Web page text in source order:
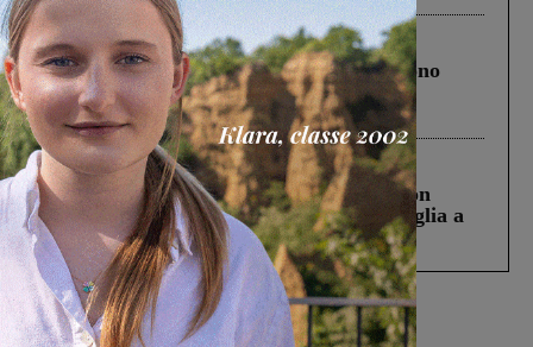
Cronaca 4 Agosto 2026
Un anno fa la strage in A1 in cui morirono
Gianni, Giulia e Franco. Lo schianto, il
processo, lo stop ai sorpassi fra tir....
Cronaca 3 Agosto 2026
Scomparso da una struttura di Castiglion
Fiorentino l’uomo che aveva ucciso la figlia a
Levane nel 2020